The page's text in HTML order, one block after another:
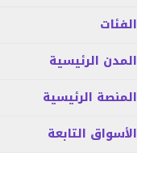
الفئات
المدن الرئيسية
المنصة الرئيسية
الأسواق التابعة